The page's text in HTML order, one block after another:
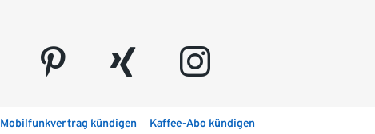
pinterest xing instagram
Mobilfunkvertrag kündigen Kaffee-Abo kündigen